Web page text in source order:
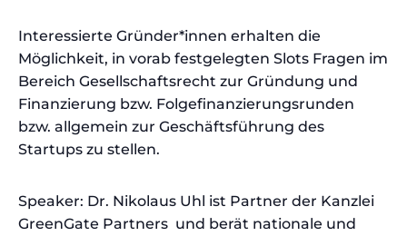
Interessierte Gründer*innen erhalten die
Möglichkeit, in vorab festgelegten Slots Fragen im
Bereich Gesellschaftsrecht zur Gründung und
Finanzierung bzw. Folgefinanzierungsrunden
bzw. allgemein zur Geschäftsführung des
Startups zu stellen.
Speaker: Dr. Nikolaus Uhl ist Partner der Kanzlei
GreenGate Partners und berät nationale und